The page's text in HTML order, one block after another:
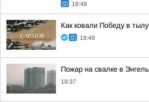
18:48
Как ковали Победу в
18:48
Пожар на свалке в
18:37